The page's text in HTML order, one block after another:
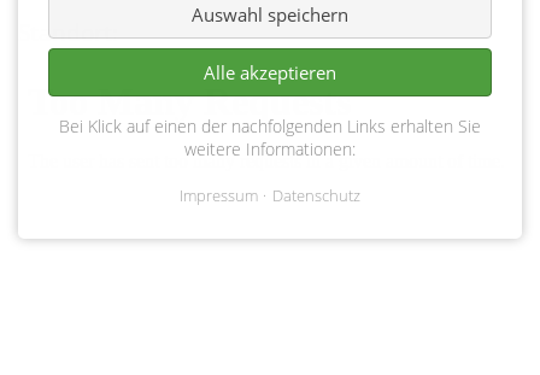
Standort:
Auswahl speichern
Alle akzeptieren
Bei Klick auf einen der nachfolgenden Links erhalten Sie
weitere Informationen:
Impressum Datenschutz